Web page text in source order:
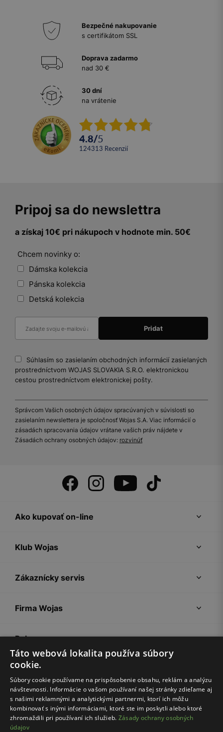
Bezpečné nakupovanie
s certifikátom SSL
Doprava zadarmo
nad 30 €
30 dní
na vrátenie
4.8/5
124313 recenzií
Pripoj sa do newslettra
a získaj 10€ pri nákupoch v hodnote min. 50€
Chcem novinky o:
Dámska kolekcia
Pánska kolekcia
Detská kolekcia
Súhlasím so zasielaním obchodných informácií zasielaných
prostredníctvom WOJAS SLOVAKIA S.R.O. elektronickou
cestou prostredníctvom elektronickej pošty.
Správcom Vašich osobných údajov spracúvaných v súvislosti so
zasielaním newslettera je spoločnosť Wojas S.A. Viac informácií o
zásadách spracovania údajov vrátane vašich práv nájdete v
Zásadách ochrany osobných údajov: rozvinúť
Ako kupovať on-line
Klub Wojas
Zákaznícky servis
Firma Wojas
Pokyny
Nákupný poriadok
Táto webová lokalita používa súbory
cookie.
Súbory cookie používame na prispôsobenie obsahu, reklám a analýzu
návštevnosti. Informácie o vašom používaní našej stránky zdieľame aj
s našimi reklamnými a analytickými partnermi, ktorí ich môžu
kombinovať s inými informáciami, ktoré ste im poskytli alebo ktoré
zhromaždili pri používaní ich služieb. Zásady ochrany osobných
údajov